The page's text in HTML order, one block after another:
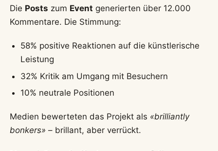
Die Posts zum Event generierten über 12.000
Kommentare. Die Stimmung:
58% positive Reaktionen auf die künstlerische
Leistung
32% Kritik am Umgang mit Besuchern
10% neutrale Positionen
Medien bewerteten das Projekt als «brilliantly
bonkers» – brillant, aber verrückt.